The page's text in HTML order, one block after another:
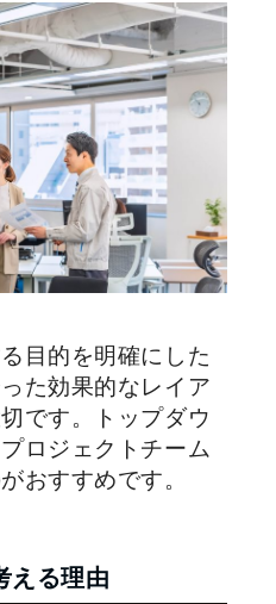
目的を明確にした
た効果的なレイア
です。トップダウ
ロジェクトチーム
おすすめです。
える理由